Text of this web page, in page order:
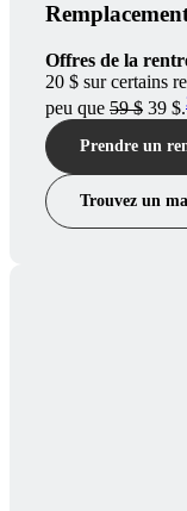
Offres de la
20 $ sur certains
peu que 59 $ 39 $.
Prendre un
Trouvez un